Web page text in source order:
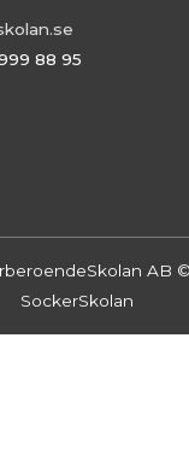
88 95
AB
SockerSkolan